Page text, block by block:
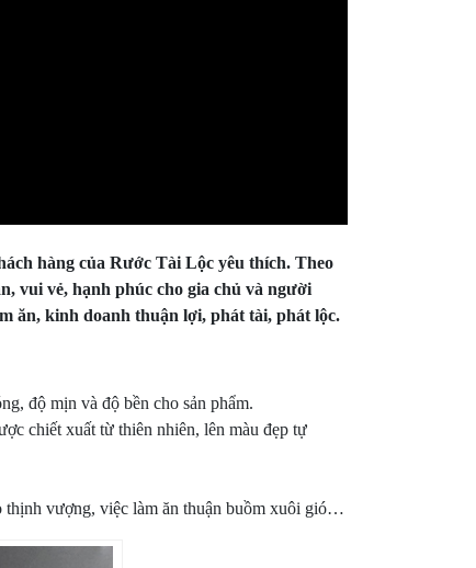
hàng của Rước Tài Lộc yêu thích. Theo
vui vẻ, hạnh phúc cho gia chủ và người
ăn, kinh doanh thuận lợi, phát tài, phát lộc.
độ mịn và độ bền cho sản phẩm.
chiết xuất từ thiên nhiên, lên màu đẹp tự
thịnh vượng, việc làm ăn thuận buồm xuôi gió…